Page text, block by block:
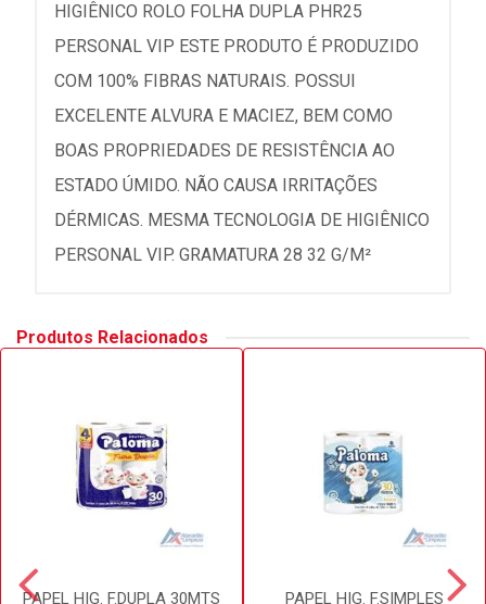
HIGIÊNICO ROLO FOLHA DUPLA PHR25
PERSONAL VIP ESTE PRODUTO É PRODUZIDO
COM 100% FIBRAS NATURAIS. POSSUI
EXCELENTE ALVURA E MACIEZ, BEM COMO
BOAS PROPRIEDADES DE RESISTÊNCIA AO
ESTADO ÚMIDO. NÃO CAUSA IRRITAÇÕES
DÉRMICAS. MESMA TECNOLOGIA DE HIGIÊNICO
PERSONAL VIP. GRAMATURA 28 32 G/M²
Produtos Relacionados
PAPEL HIG. F.DUPLA 30MTS PAPEL HIG. F.SIMPLES